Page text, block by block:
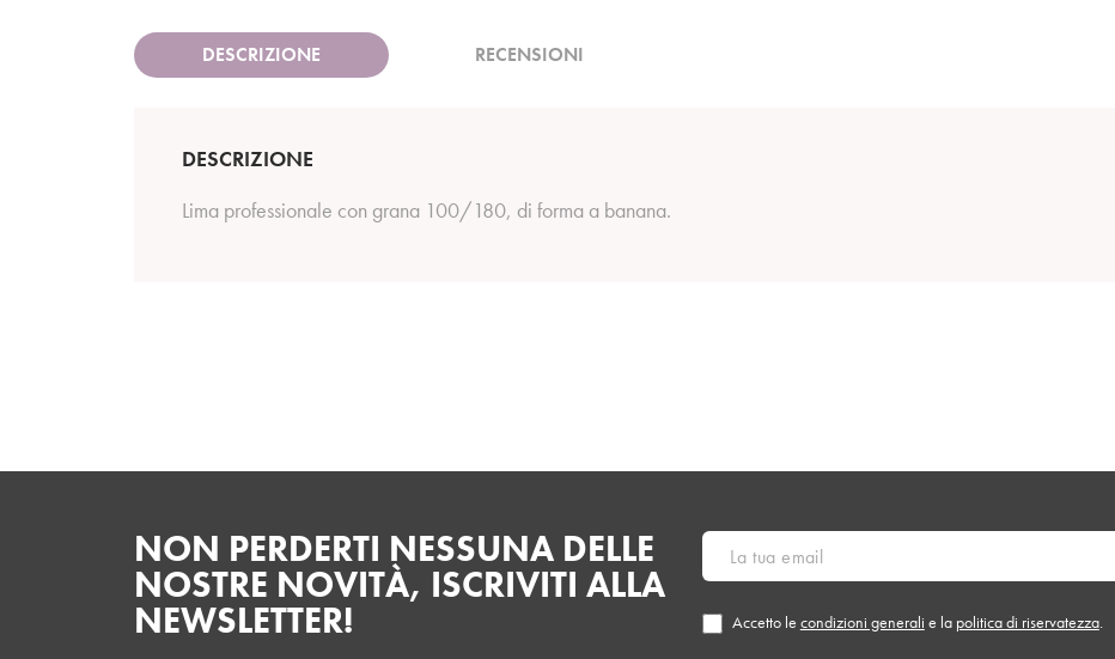
DESCRIZIONE RECENSIONI
DESCRIZIONE
Lima professionale con grana 100/180, di forma a banana.
NON PERDERTI NESSUNA DELLE
NOSTRE NOVITÀ, ISCRIVITI ALLA
NEWSLETTER! Accetto le condizioni generali e la politica di riservatezza.